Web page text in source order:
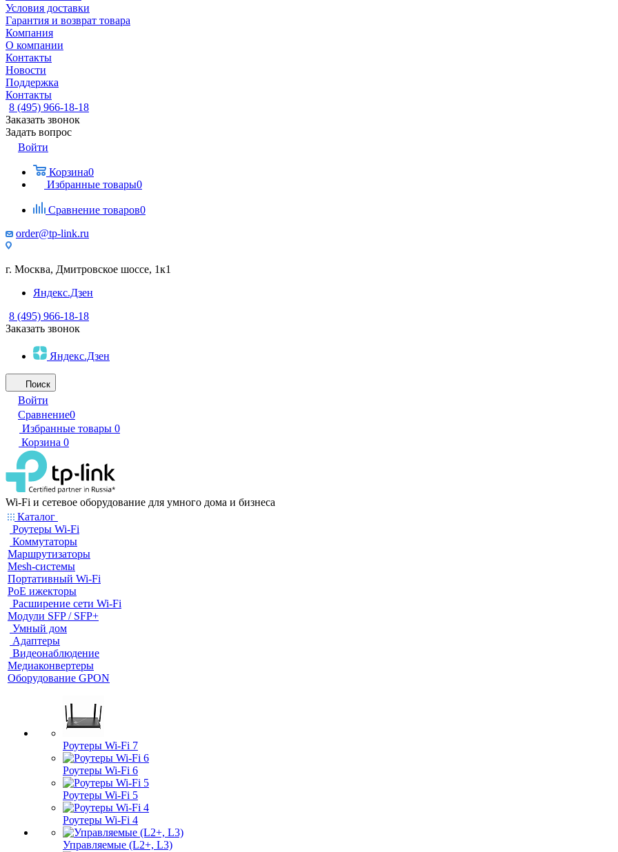
Условия доставки
Гарантия и возврат товара
Компания
О компании
Контакты
Новости
Поддержка
Контакты
8 (495) 966-18-18
Заказать звонок
Задать вопрос
Войти
Корзина0
Избранные товары0
Сравнение товаров0
order@tp-link.ru
г. Москва, Дмитровское шоссе, 1к1
Яндекс.Дзен
8 (495) 966-18-18
Заказать звонок
Яндекс.Дзен
Поиск
Войти
Сравнение0
Избранные товары 0
Корзина 0
Wi-Fi и сетевое оборудование для умного дома и бизнеса
Каталог
Роутеры Wi-Fi
Коммутаторы
Маршрутизаторы
Mesh-системы
Портативный Wi-Fi
PoE ижекторы
Расширение сети Wi‑Fi
Модули SFP / SFP+
Умный дом
Адаптеры
Видеонаблюдение
Медиаконвертеры
Оборудование GPON
Роутеры Wi-Fi 7
Роутеры Wi-Fi 6
Роутеры Wi-Fi 5
Роутеры Wi-Fi 4
Управляемые (L2+, L3)